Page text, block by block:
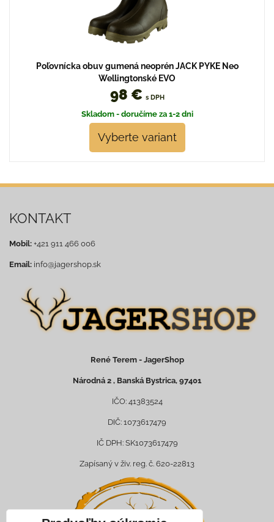
Poľovnícka obuv gumená neoprén JACK PYKE Neo
Wellingtonské EVO
98 € s DPH
Skladom - doručíme za 1-2 dni
Vyberte variant
KONTAKT
Mobil: +421 911 466 006
Email: info@jagershop.sk
René Terem - JagerShop
Národná 2 , Banská Bystrica, 97401
IČO: 41383524
DIČ: 1073617479
IČ DPH: SK1073617479
Zapísaný v živ. reg. č. 620-22813